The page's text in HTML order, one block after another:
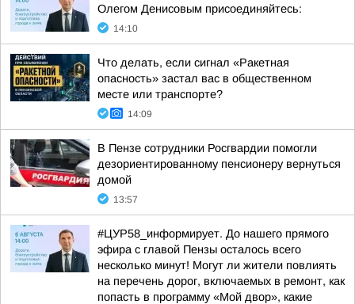
Олегом Денисовым присоединяйтесь:
14:10
Что делать, если сигнал «Ракетная
опасность» застал вас в общественном
месте или транспорте?
14:09
В Пензе сотрудники Росгвардии помогли
дезориентированному пенсионеру вернуться
домой
13:57
#ЦУР58_информирует. До нашего прямого
эфира с главой Пензы осталось всего
несколько минут! Могут ли жители повлиять
на перечень дорог, включаемых в ремонт, как
попасть в программу «Мой двор», какие